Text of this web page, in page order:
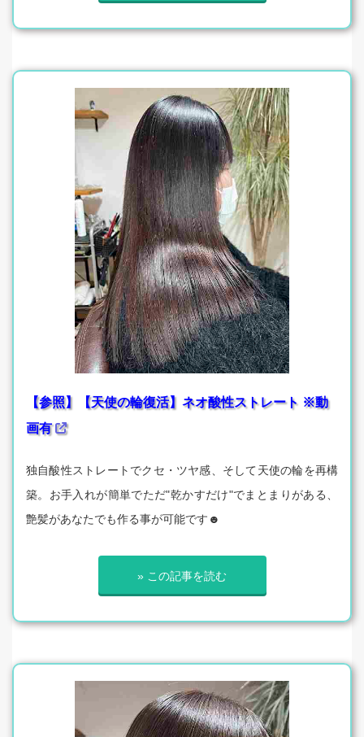
【参照】【天使の輪復活】ネオ酸性ストレート ※動
画有
独自酸性ストレートでクセ・ツヤ感、そして天使の輪を再構
築。お手入れが簡単でただ"乾かすだけ"でまとまりがある、
艶髪があなたでも作る事が可能です☻
» この記事を読む